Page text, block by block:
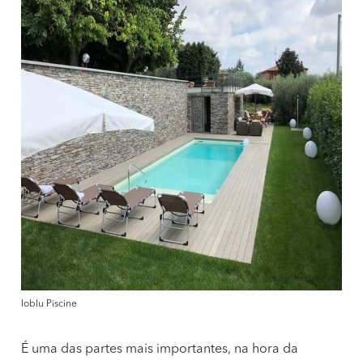
Ioblu Piscine
É uma das partes mais importantes, na hora da